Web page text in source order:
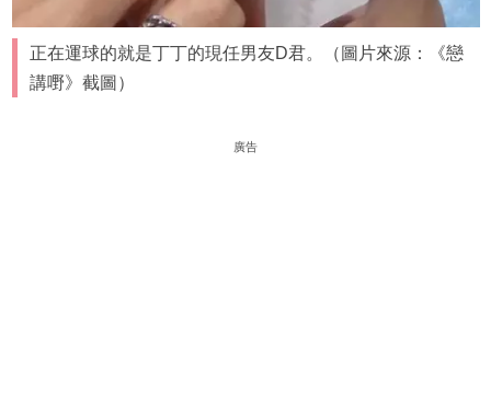
正在運球的就是丁丁的現任男友D君。（圖片來源：《戀
講嘢》截圖）
廣告